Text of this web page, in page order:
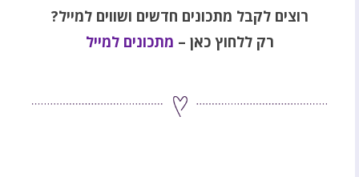
רוצים לקבל מתכונים חדשים ושווים למייל?
רק ללחוץ כאן – מתכונים למייל